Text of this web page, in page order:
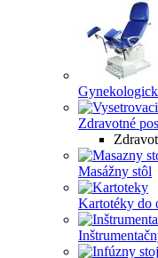
Zdravotné
Masážny stôl
Kartotéky do